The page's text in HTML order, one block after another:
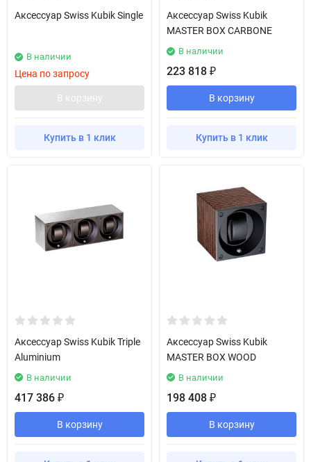
Аксессуар Swiss Kubik Single
В наличии
Цена по запросу
В корзину
Купить в 1 клик
Аксессуар Swiss Kubik
MASTER BOX CARBONE
В наличии
223 818 ₽
В корзину
Купить в 1 клик
Аксессуар Swiss Kubik Triple
Aluminium
В наличии
417 386 ₽
В корзину
Аксессуар Swiss Kubik
MASTER BOX WOOD
В наличии
198 408 ₽
В корзину